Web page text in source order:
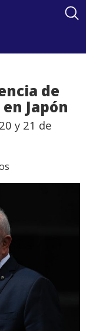
de
Japón
y 21 de